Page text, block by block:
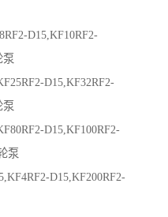
D15,KF10RF2-
泵
D15,KF32RF2-
泵
D15,KF100RF2-
泵
D15,KF200RF2-